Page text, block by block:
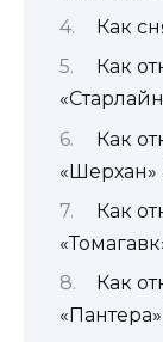
Как
Как
Как
«Шерхан»
Как
Как